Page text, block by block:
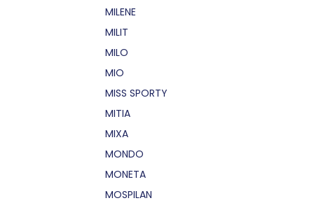
MILENE
MILIT
MILO
MIO
MISS SPORTY
MITIA
MIXA
MONDO
MONETA
MOSPILAN